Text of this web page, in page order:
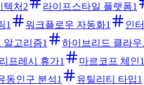
텍처 2 라이프스타일 플랫폼1
1 워크플로우 자동화1 인
알고리즘1 하이브리드 클라우
리프레시 휴가1 마르코프 체인1
동인구 분석1 유틸리티 타입1